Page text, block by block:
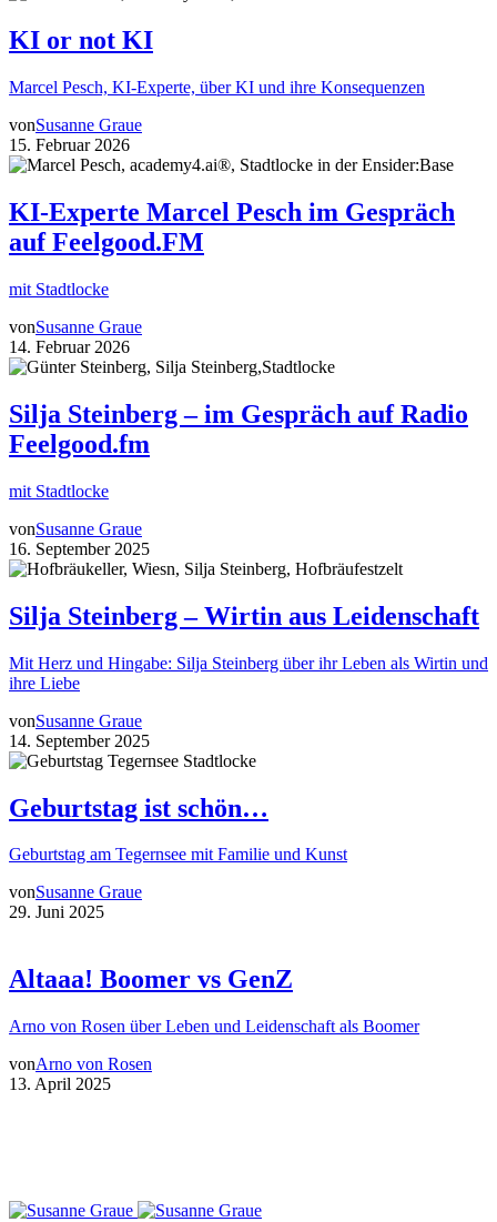
KI or not KI
Marcel Pesch, KI-Experte, über KI und ihre Konsequenzen
vonSusanne Graue
15. Februar 2026
KI-Experte Marcel Pesch im Gespräch
auf Feelgood.FM
mit Stadtlocke
vonSusanne Graue
14. Februar 2026
Silja Steinberg – im Gespräch auf Radio
Feelgood.fm
mit Stadtlocke
vonSusanne Graue
16. September 2025
Silja Steinberg – Wirtin aus Leidenschaft
Mit Herz und Hingabe: Silja Steinberg über ihr Leben als Wirtin und
ihre Liebe
vonSusanne Graue
14. September 2025
Geburtstag ist schön…
Geburtstag am Tegernsee mit Familie und Kunst
vonSusanne Graue
29. Juni 2025
Altaaa! Boomer vs GenZ
Arno von Rosen über Leben und Leidenschaft als Boomer
vonArno von Rosen
13. April 2025